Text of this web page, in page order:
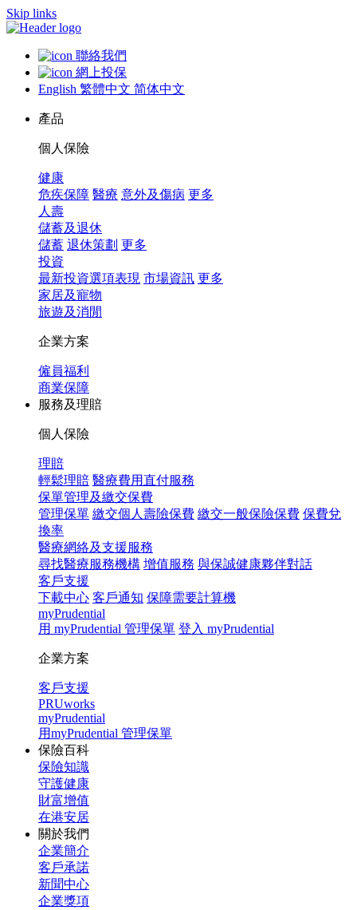
Skip links
聯絡我們
網上投保
English 繁體中文 简体中文
產品
個人保險
健康
危疾保障 醫療 意外及傷病 更多
人壽
儲蓄及退休
儲蓄 退休策劃 更多
投資
最新投資選項表現 市場資訊 更多
家居及寵物
旅遊及消閒
企業方案
僱員福利
商業保障
服務及理賠
個人保險
理賠
輕鬆理賠 醫療費用直付服務
保單管理及繳交保費
管理保單 繳交個人壽險保費 繳交一般保險保費 保費兌
換率
醫療網絡及支援服務
尋找醫療服務機構 增值服務 與保誠健康夥伴對話
客戶支援
下載中心 客戶通知 保障需要計算機
myPrudential
用 myPrudential 管理保單 登入 myPrudential
企業方案
客戶支援
PRUworks
myPrudential
用myPrudential 管理保單
保險百科
保險知識
守護健康
財富增值
在港安居
關於我們
企業簡介
客戶承諾
新聞中心
企業獎項